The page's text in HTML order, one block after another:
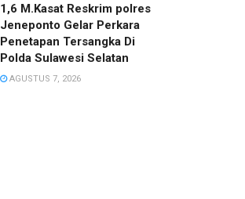
1,6 M.Kasat Reskrim polres
Jeneponto Gelar Perkara
Penetapan Tersangka Di
Polda Sulawesi Selatan
AGUSTUS 7, 2026